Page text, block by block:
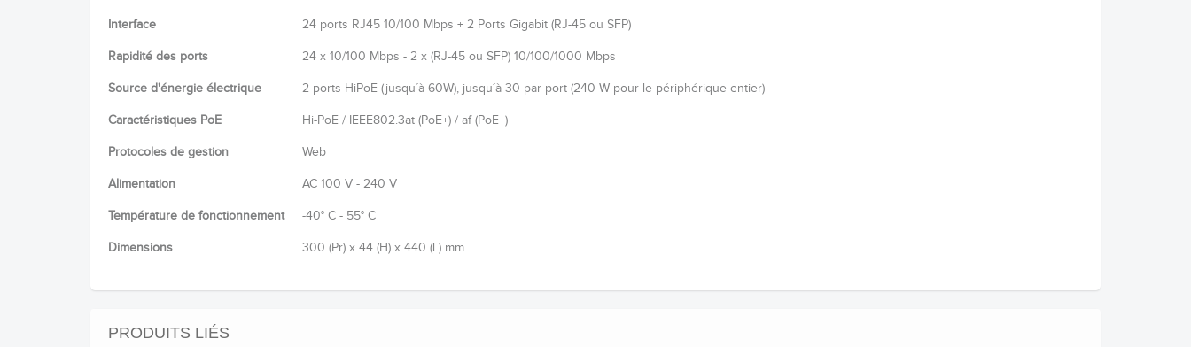
Interface 24 ports RJ45 10/100 Mbps + 2 Ports Gigabit (RJ-45 ou SFP)
Rapidité des ports 24 x 10/100 Mbps - 2 x (RJ-45 ou SFP) 10/100/1000 Mbps
Source d'énergie électrique 2 ports HiPoE (jusqu´à 60W), jusqu´à 30 par port (240 W pour le périphérique entier)
Caractéristiques PoE Hi-PoE / IEEE802.3at (PoE+) / af (PoE+)
Protocoles de gestion Web
Alimentation AC 100 V - 240 V
Température de fonctionnement -40° C - 55° C
Dimensions 300 (Pr) x 44 (H) x 440 (L) mm
PRODUITS LIÉS